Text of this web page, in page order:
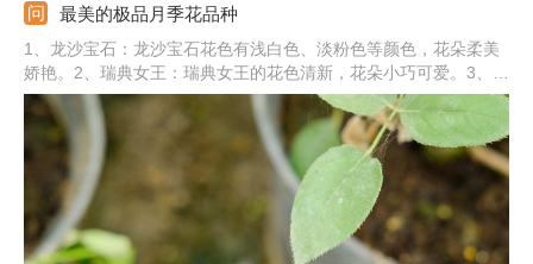
最美的极品月季花品种
1、龙沙宝石：龙沙宝石花色有浅白色、淡粉色等颜色，花朵柔美
娇艳。2、瑞典女王：瑞典女王的花色清新，花朵小巧可爱。3、朱
丽叶：朱丽叶月季的花色为杏粉色，花色轻柔，花瓣层数多。4、
心之水滴：心之水滴月季花瓣洁白，轮廓柔美，看起来很清新、优
雅。5、其他：还有路易斯·克莱门兹、美咲、银禧庆典、蓝色风暴
等。